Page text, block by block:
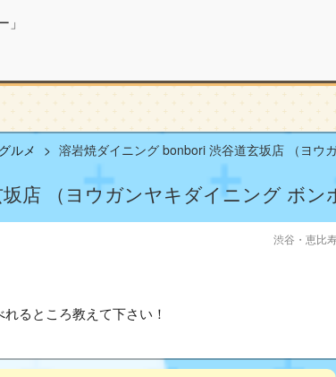
ルメ 溶岩焼ダイニング bonbori 渋谷道玄坂店 （ヨウ
店 （ヨウガンヤキダイニング ボ
渋谷・恵比
るところ教えて下さい！